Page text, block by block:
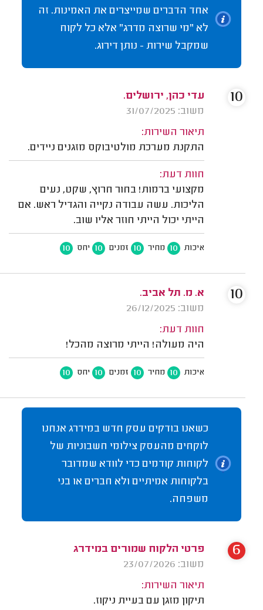
אחד הדברים שמייצרים את האמינות. זה
לא "מי שרוצה מדרג" אלא כל לקוח
שמקבל שירות - נותן דירוג.
עדי כהן, ירושלים.
משוב: 31/07/2025
תיאור השירות:
התקנת מערכת מולטיבוקס מזגנים ניידים.
חוות דעת:
מקצועי ברמות! בחור חרוץ, שקט, נעים
הליכות. עשה עבודה נקייה והגדיל ראש. אם
הייתי יכול הייתי חוזר אליו שוב.
איכות 10 מחיר 10 זמנים 10 יחס 10
10
א. מ. תל אביב.
משוב: 26/12/2025
חוות דעת:
היה מעולה! הייתי מרוצה מהכל!
איכות 10 מחיר 10 זמנים 10 יחס 10
10
כשאנו בודקים עסק חדש במידרג אנחנו
לוקחים מהעסק צילומי חשבוניות של
לקוחות קודמים כדי לוודא שמדובר
בלקוחות אמיתיים ולא חברים או בני
משפחה.
פרטי הלקוח שמורים במידרג
משוב: 23/07/2026
תיאור השירות:
תיקון מזגן עם בעיית ניקוז.
6